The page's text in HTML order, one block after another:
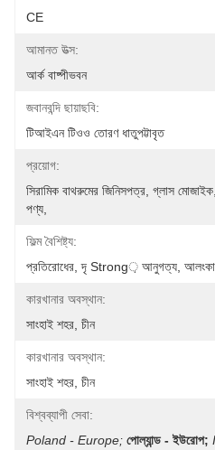
CE
আমানত উত্স:
আর্ক বাষ্পীভবন
জবানবন্দি ছায়াছবি:
টিআইএন টিওও তোরণ ধাতুপট্টাবৃত
প্রয়োগ:
সিরামিক বাথরুমের জিনিসপত্র, গ্লাস
পণ্য,
ফিল্ম বৈশিষ্ট্য:
প্রতিরোধের, দৃ Strong় আনুগত্য,
কারখানার অবস্থান:
সাংহাই শহর, চীন
কারখানার অবস্থান:
সাংহাই শহর, চীন
বিশ্বব্যাপী সেবা:
Poland - Europe; পোল্যান্ড - ইউরোপ;